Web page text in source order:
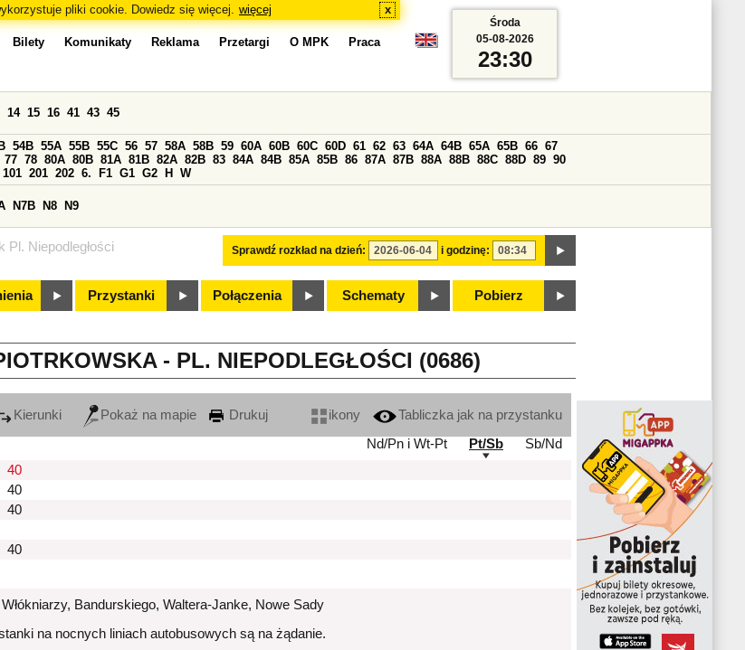
pliki cookie. Dowiedz się więcej. więcej x
Pl. Niepodległości
Bilety Komunikaty Reklama Przetargi O MPK Praca
Sprawdź rozkład na dzień: i godzinę:
14 15 16 41 43 45
54B 55A 55B 55C 56 57 58A 58B 59 60A 60B 60C 60D 61 62 63 64A 64B 65A 65B 66 67
77 78 80A 80B 81A 81B 82A 82B 83 84A 84B 85A 85B 86 87A 87B 88A 88B 88C 88D 89 90
101 201 202 6. F1 G1 G2 H W
N7B N8 N9
Przystanki Połączenia Schematy Pobierz
Środa
05-08-2026
23:30
- PL. NIEPODLEGŁOŚCI (0686)
Kierunki Pokaż na mapie Drukuj ikony
Tabliczka jak na przystanku
Nd/Pn i Wt-Pt
Pt/Sb
Sb/Nd
40
40
40
40
Bandurskiego, Waltera-Janke, Nowe Sady
na nocnych liniach autobusowych są na żądanie.